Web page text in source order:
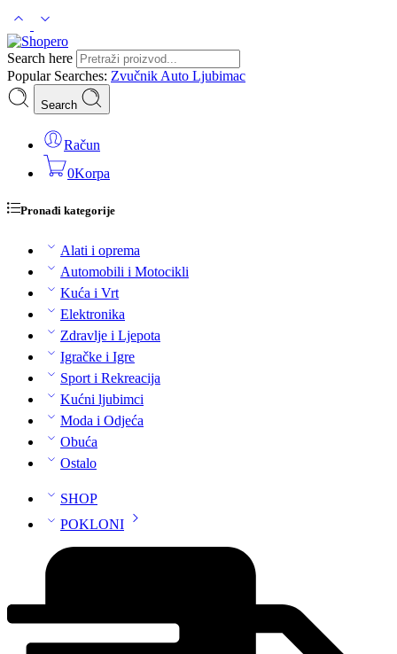
Search here
Popular Searches: Zvučnik Auto Ljubimac
Search
Račun
0Korpa
Pronađi kategorije
Alati i oprema
Automobili i Motocikli
Kuća i Vrt
Elektronika
Zdravlje i Ljepota
Igračke i Igre
Sport i Rekreacija
Kućni ljubimci
Moda i Odjeća
Obuća
Ostalo
SHOP
POKLONI